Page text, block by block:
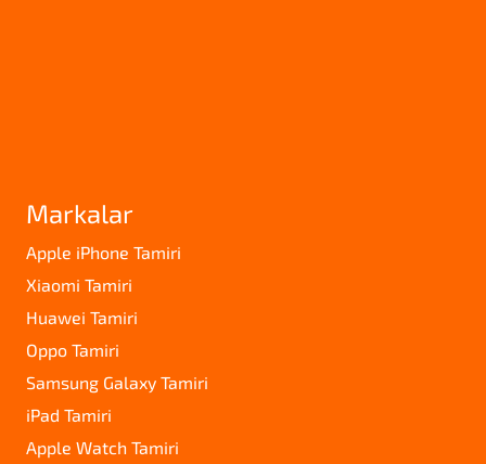
Markalar
Apple iPhone Tamiri
Xiaomi Tamiri
Huawei Tamiri
Oppo Tamiri
Samsung Galaxy Tamiri
iPad Tamiri
Apple Watch Tamiri